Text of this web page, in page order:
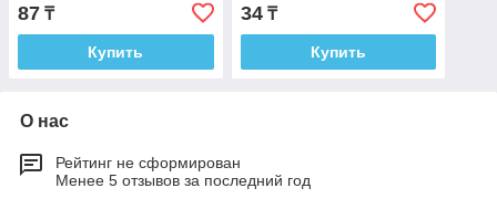
87 ₸
Купить
34₸
Купить
О нас
Рейтинг не сформирован
Менее 5 отзывов за последний год